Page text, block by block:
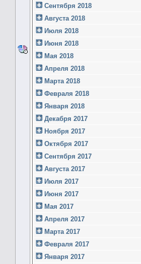
Сентября 2018
Августа 2018
Июля 2018
Июня 2018
Мая 2018
Апреля 2018
Марта 2018
Февраля 2018
Января 2018
Декабря 2017
Ноября 2017
Октября 2017
Сентября 2017
Августа 2017
Июля 2017
Июня 2017
Мая 2017
Апреля 2017
Марта 2017
Февраля 2017
Января 2017